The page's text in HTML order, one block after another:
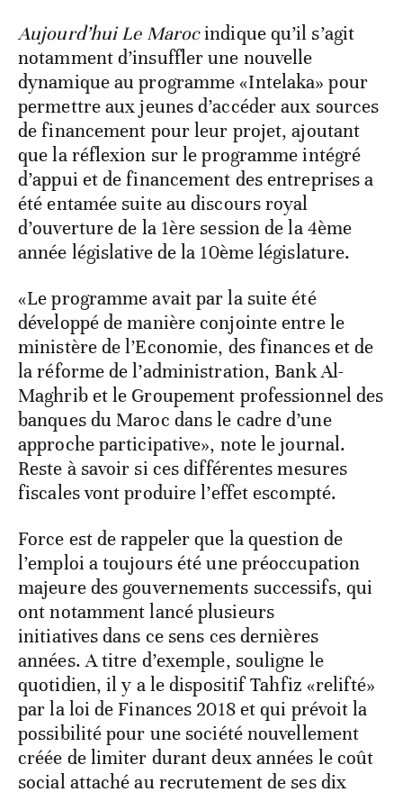
Aujourd’hui Le Marocindique qu’il s’agit
notamment d’insuffler une nouvelle
dynamique au programme «Intelaka» pour
permettre aux jeunes d’accéder aux sources
de financement pour leur projet, ajoutant
que la réflexion sur le programme intégré
d’appui et de financement des entreprises a
été entamée suite au discours royal
d’ouverture de la 1ère session de la 4ème
année législative de la 10ème législature.
«Le programme avait par la suite été
développé de manière conjointe entre le
ministère de l’Economie, des finances et de
la réforme de l’administration, Bank Al-
Maghrib et le Groupement professionnel des
banques du Maroc dans le cadre d’une
approche participative», note le journal.
Reste à savoir si ces différentes mesures
fiscales vont produire l’effet escompté.
Force est de rappeler que la question de
l’emploi a toujours été une préoccupation
majeure des gouvernements successifs, qui
ont notamment lancé plusieurs
initiatives dans ce sens ces dernières
années. A titre d’exemple, souligne le
quotidien, il y a le dispositif Tahfiz «relifté»
par la loi de Finances 2018 et qui prévoit la
possibilité pour une société nouvellement
créée de limiter durant deux années le coût
social attaché au recrutement de ses dix